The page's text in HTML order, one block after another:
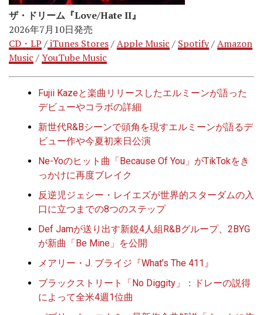
ザ・ドリーム『Love/Hate II』
2026年7月10日発売
CD・LP /iTunes Stores/Apple Music / Spotify/Amazon
Music /YouTube Music
Fujii Kazeと楽曲リリースしたエルミーンが語った
デビューやコラボの詳細
新世代R&Bシーンで頭角を現すエルミーンが語るデ
ビュー作や今夏初来日公演
Ne-Yoのヒット曲「Because Of You」がTikTokをき
っかけに再度ブレイク
反逆児ジェシー・レイエズが世界的スターダムの入
口に立つまでの8つのステップ
Def Jamが送り出す新鋭4人組R&Bグループ、2BYG
が新曲「Be Mine」を公開
メアリー・J. ブライジ『What’s The 411』
ブラックストリート「No Diggity」：ドレーの説得
によって全米4週1位曲